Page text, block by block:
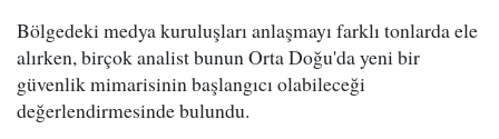
Bölgedeki medya kuruluşları anlaşmayı farklı tonlarda ele
alırken, birçok analist bunun Orta Doğu'da yeni bir
güvenlik mimarisinin başlangıcı olabileceği
değerlendirmesinde bulundu.